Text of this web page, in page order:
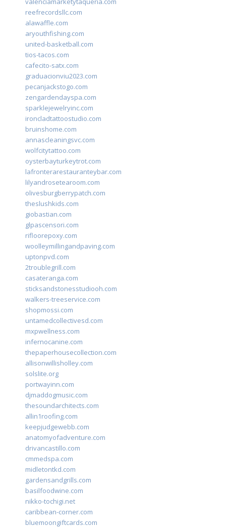
reefrecordsllc.com
alawaffle.com
aryouthfishing.com
united-basketball.com
tios-tacos.com
cafecito-satx.com
graduacionviu2023.com
pecanjackstogo.com
zengardendayspa.com
sparklejewelryinc.com
ironcladtattoostudio.com
bruinshome.com
annascleaningsvc.com
wolfcitytattoo.com
oysterbayturkeytrot.com
lafronterarestauranteybar.com
lilyandrosetearoom.com
olivesburgberrypatch.com
theslushkids.com
giobastian.com
glpascensori.com
rifloorepoxy.com
woolleymillingandpaving.com
uptonpvd.com
2troublegrill.com
casateranga.com
sticksandstonesstudiooh.com
walkers-treeservice.com
shopmossi.com
untamedcollectivesd.com
mxpwellness.com
infernocanine.com
thepaperhousecollection.com
allisonwillisholley.com
solslite.org
portwayinn.com
djmaddogmusic.com
thesoundarchitects.com
allin1roofing.com
keepjudgewebb.com
anatomyofadventure.com
drivancastillo.com
cmmedspa.com
midletontkd.com
gardensandgrills.com
basilfoodwine.com
nikko-tochigi.net
caribbean-corner.com
bluemoongiftcards.com